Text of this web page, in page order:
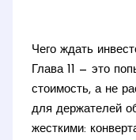
Чего ждать
Глава 11 — это
стоимость, а не
для держателей
жесткими: